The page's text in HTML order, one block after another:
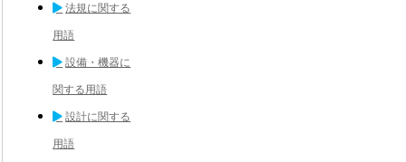
法規に関する
用語
設備・機器に
関する用語
設計に関する
用語